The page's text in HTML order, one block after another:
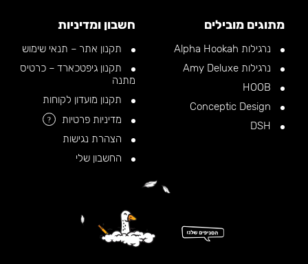
מתוגים מובילים
נרגילות Alpha Hookah
נרגילות Amy Deluxe
חשבון ומדיניות
תקנון אתר – תנאי שימוש
תקנון גיפטכארד – כרטיס
מתנה
תקנון מועדון לקוחות
מדיניות פרטיות
?
הצהרת נגישות
החשבון שלי